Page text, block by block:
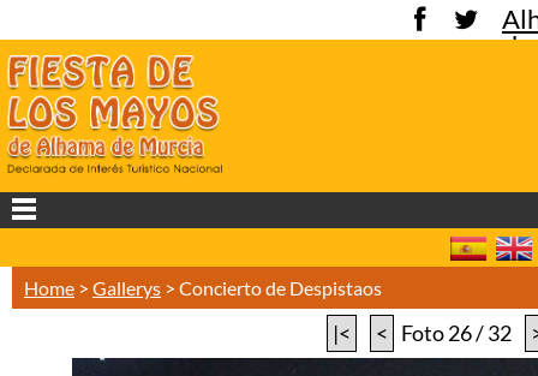
de
Home > Gallerys > Concierto de Despistaos
|< < Foto 26 / 32